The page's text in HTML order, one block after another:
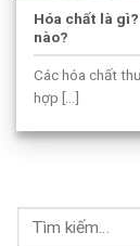
Hóa chất là
nào?
Các hóa chất
hợp [...]